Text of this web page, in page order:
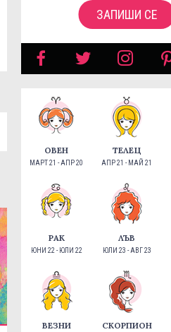
ЗАПИШИ СЕ
ОВЕН
МАРТ 21 - АПР 20
ТЕЛЕЦ
АПР 21 - МАЙ 21
РАК
ЮНИ 22 - ЮЛИ 22
ЛЪВ
ЮЛИ 23 - АВГ 23
ВЕЗНИ СКОРПИОН